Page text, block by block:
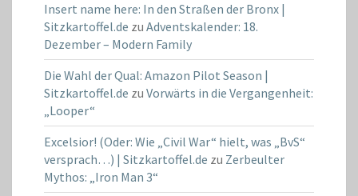
Insert name here: In den Straßen der Bronx |
Sitzkartoffel.de zu Adventskalender: 18.
Dezember – Modern Family
Die Wahl der Qual: Amazon Pilot Season |
Sitzkartoffel.de zu Vorwärts in die Vergangenheit:
„Looper“
Excelsior! (Oder: Wie „Civil War“ hielt, was „BvS“
versprach…) | Sitzkartoffel.de zu Zerbeulter
Mythos: „Iron Man 3“